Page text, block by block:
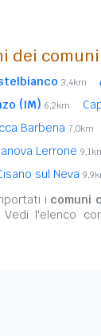
dei
3,4km
(IM) 6,2km
Barbena 7,0km
Lerrone
sul Neva
i comuni
l'elenco